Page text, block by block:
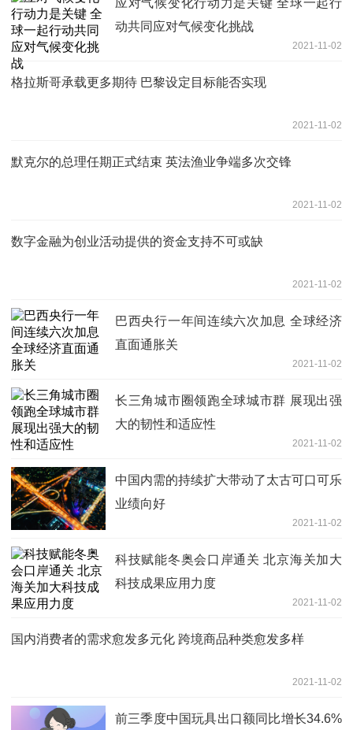
动共同应对气候变化挑战
2021-11-02
格拉斯哥承载更多期待 巴黎设定目标能否实现
2021-11-02
默克尔的总理任期正式结束 英法渔业争端多次交锋
2021-11-02
数字金融为创业活动提供的资金支持不可或缺
2021-11-02
巴西央行一年间连续六次加息 全球经济
直面通胀关
2021-11-02
长三角城市圈领跑全球城市群 展现出强
大的韧性和适应性
2021-11-02
中国内需的持续扩大带动了太古可口可乐
业绩向好
2021-11-02
科技赋能冬奥会口岸通关 北京海关加大
科技成果应用力度
2021-11-02
国内消费者的需求愈发多元化 跨境商品种类愈发多样
2021-11-02
前三季度中国玩具出口额同比增长34.6%